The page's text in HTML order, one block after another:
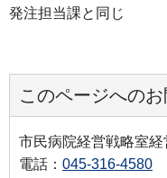
発注担当課と同じ
このページへの
市民病院経営戦略室経
電話： 045-316-4580